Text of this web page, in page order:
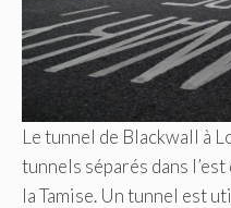
Le tunnel de Blackwall à
tunnels séparés dans
la Tamise. Un tunnel est